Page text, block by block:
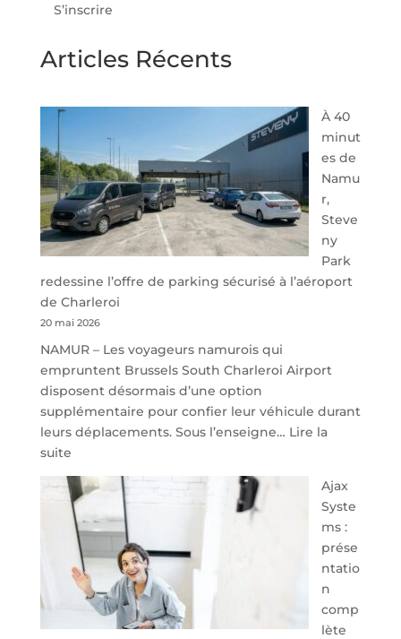
S’inscrire
Articles Récents
À 40
minut
es de
Namu
r,
Steve
ny
Park
redessine l’offre de parking sécurisé à l’aéroport
de Charleroi
20 mai 2026
NAMUR – Les voyageurs namurois qui
empruntent Brussels South Charleroi Airport
disposent désormais d’une option
supplémentaire pour confier leur véhicule durant
leurs déplacements. Sous l’enseigne… Lire la
suite:
À
40
minutes
de
Namur,
Steveny
Park
redessine
Ajax
Syste
ms :
prése
ntatio
n
comp
lète